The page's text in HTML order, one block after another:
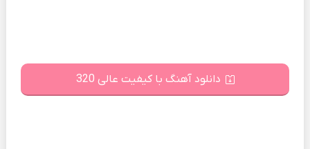
دانلود آهنگ با کیفیت عالی 320